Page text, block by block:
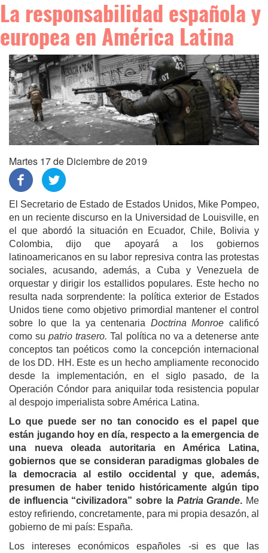
La responsabilidad española y
europea en América Latina
Martes 17 de Diciembre de 2019
El Secretario de Estado de Estados Unidos, Mike Pompeo,
en un reciente discurso en la Universidad de Louisville, en
el que abordó la situación en Ecuador, Chile, Bolivia y
Colombia, dijo que apoyará a los gobiernos
latinoamericanos en su labor represiva contra las protestas
sociales, acusando, además, a Cuba y Venezuela de
orquestar y dirigir los estallidos populares. Este hecho no
resulta nada sorprendente: la política exterior de Estados
Unidos tiene como objetivo primordial mantener el control
sobre lo que la ya centenaria Doctrina Monroe calificó
como supatrio trasero. Tal política no va a detenerse ante
conceptos tan poéticos como la concepción internacional
de los DD. HH. Este es un hecho ampliamente reconocido
desde la implementación, en el siglo pasado, de la
Operación Cóndor para aniquilar toda resistencia popular
al despojo imperialista sobre América Latina.
Lo que puede ser notan conocido es el papel que
están jugando hoy en día, respecto a la emergencia de
una nueva oleada autoritaria en América Latina,
gobiernos que se consideran paradigmas globales de
la democracia al estilo occidental y que, además,
presumen de haber tenido históricamente algún tipo
de influencia “civilizadora” sobre la Patria Grande. Me
estoy refiriendo, concretamente, para mi propia desazón, al
gobierno de mi país: España.
Los intereses económicos españoles -si es que las